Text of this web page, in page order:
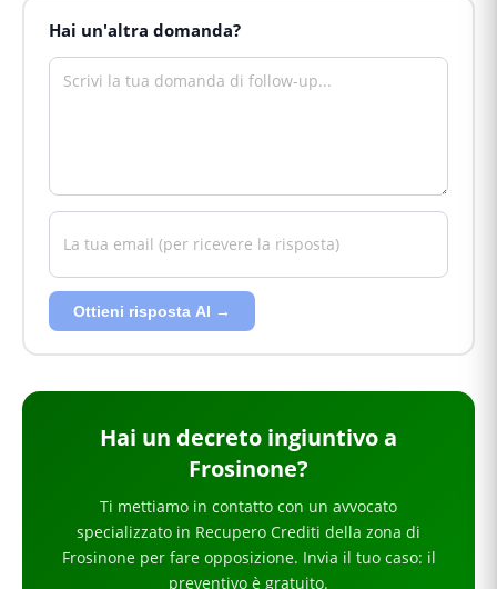
Hai un'altra domanda?
Ottieni risposta AI →
Hai un decreto ingiuntivoa
Frosinone?
Ti mettiamo in contatto con un avvocato
specializzato in Recupero Crediti della zona di
Frosinoneper fare opposizione. Invia il tuo caso: il
preventivo è gratuito.